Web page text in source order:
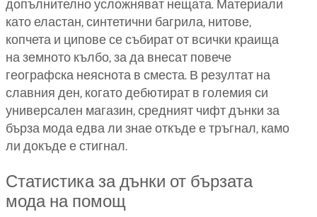
допълнително усложняват нещата. Материали
като еластан, синтетични багрила, нитове,
копчета и ципове се събират от всички краища
на земното кълбо, за да внесат повече
географска неяснота в сместа. В резултат на
славния ден, когато дебютират в големия си
универсален магазин, средният чифт дънки за
бърза мода едва ли знае откъде е тръгнал, камо
ли докъде е стигнал.
Статистика за дънки от бързата
мода на помощ